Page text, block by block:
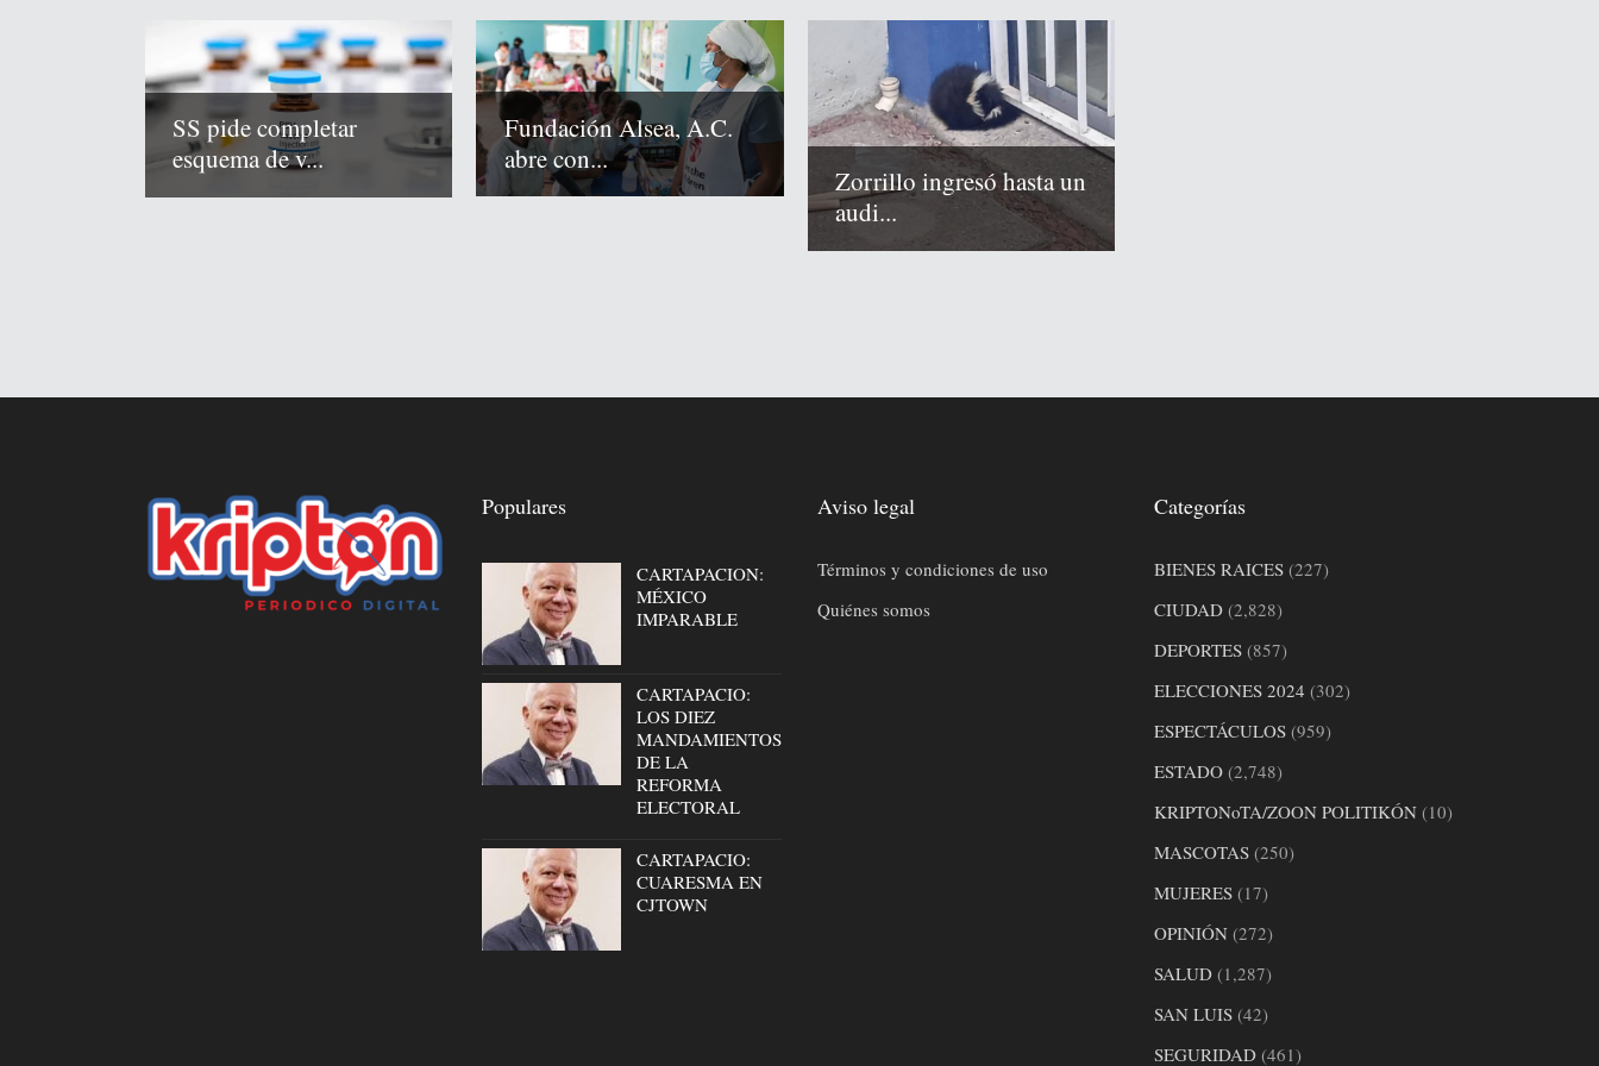
SS pide completar
esquema de v...
Fundación Alsea, A.C.
abre con...
Zorrillo ingresó hasta un
audi...
Populares
CARTAPACION:
MÉXICO
IMPARABLE
CARTAPACIO:
LOS DIEZ
MANDAMIENTOS
DE LA
REFORMA
ELECTORAL
CARTAPACIO:
CUARESMA EN
CJTOWN
Aviso legal
Términos y condiciones de uso
Quiénes somos
Categorías
BIENES RAICES(227)
CIUDAD(2,828)
DEPORTES(857)
ELECCIONES 2024 (302)
ESPECTÁCULOS(959)
ESTADO(2,748)
KRIPTONoTA/ZOON POLITIKÓN(10)
MASCOTAS(250)
MUJERES(17)
OPINIÓN(272)
SALUD(1,287)
SAN LUIS(42)
SEGURIDAD(461)